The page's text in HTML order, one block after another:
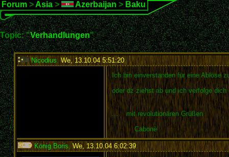
Forum > Asia > Azerbaijan > Baku
Topic: "Verhandlungen"
Nicodius We, 13.10.04 5:51:20:
Ich bin einverstanden für eine Ablöse
oder dz ziehst ab und ich verfolge
... mit revolutionären Grüßen
Cabonè
König Boris We, 13.10.04 6:02:39: